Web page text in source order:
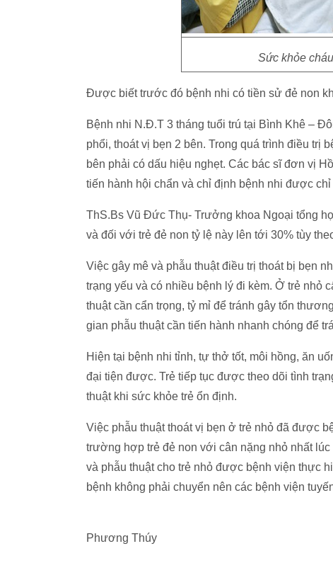
Sức khỏe
Được biết trước đó bệnh nhi có tiền sử đẻ non
Bệnh nhi N.Đ.T 3 tháng tuổi trú tại Bình Khê –
phổi, thoát vị bẹn 2 bên. Trong quá trình điều trị
bên phải có dấu hiệu nghẹt. Các bác sĩ đơn vị
tiến hành hội chẩn và chỉ định bệnh nhi được
ThS.Bs Vũ Đức Thụ- Trưởng khoa Ngoại tổng
và đối với trẻ đẻ non tỷ lệ này lên tới 30% tùy
Việc gây mê và phẫu thuật điều trị thoát bị bẹn
trạng yếu và có nhiều bệnh lý đi kèm. Ở trẻ nhỏ
thuật cần cẩn trọng, tỷ mỉ để tránh gây tổn
gian phẫu thuật cần tiến hành nhanh chóng để
Hiện tại bệnh nhi tỉnh, tự thở tốt, môi hồng, ăn
đại tiện được. Trẻ tiếp tục được theo dõi tình
thuật khi sức khỏe trẻ ổn định.
Việc phẫu thuật thoát vị bẹn ở trẻ nhỏ đã được
trường hợp trẻ đẻ non với cân nặng nhỏ nhất
và phẫu thuật cho trẻ nhỏ được bệnh viện thực
bệnh không phải chuyển nên các bệnh viện
Phương Thúy